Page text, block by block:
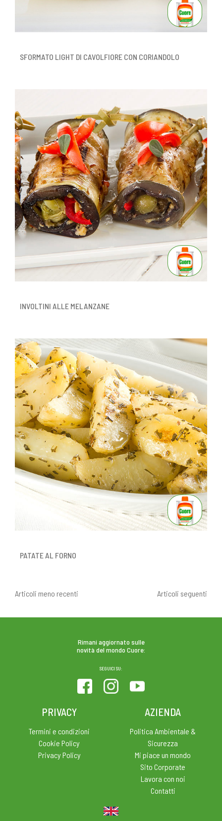
SFORMATO LIGHT DI CAVOLFIORE CON CORIANDOLO
INVOLTINI ALLE MELANZANE
PATATE AL FORNO
NAVIGAZIONE
ARTICOLI
Articoli meno recenti Articoli seguenti
Rimani aggiornato sulle
novità del mondo Cuore:
SEGUICI SU:
PRIVACY
Termini e condizioni
Cookie Policy
Privacy Policy
AZIENDA
Politica Ambientale &
Sicurezza
Mi piace un mondo
Sito Corporate
Lavora con noi
Contatti